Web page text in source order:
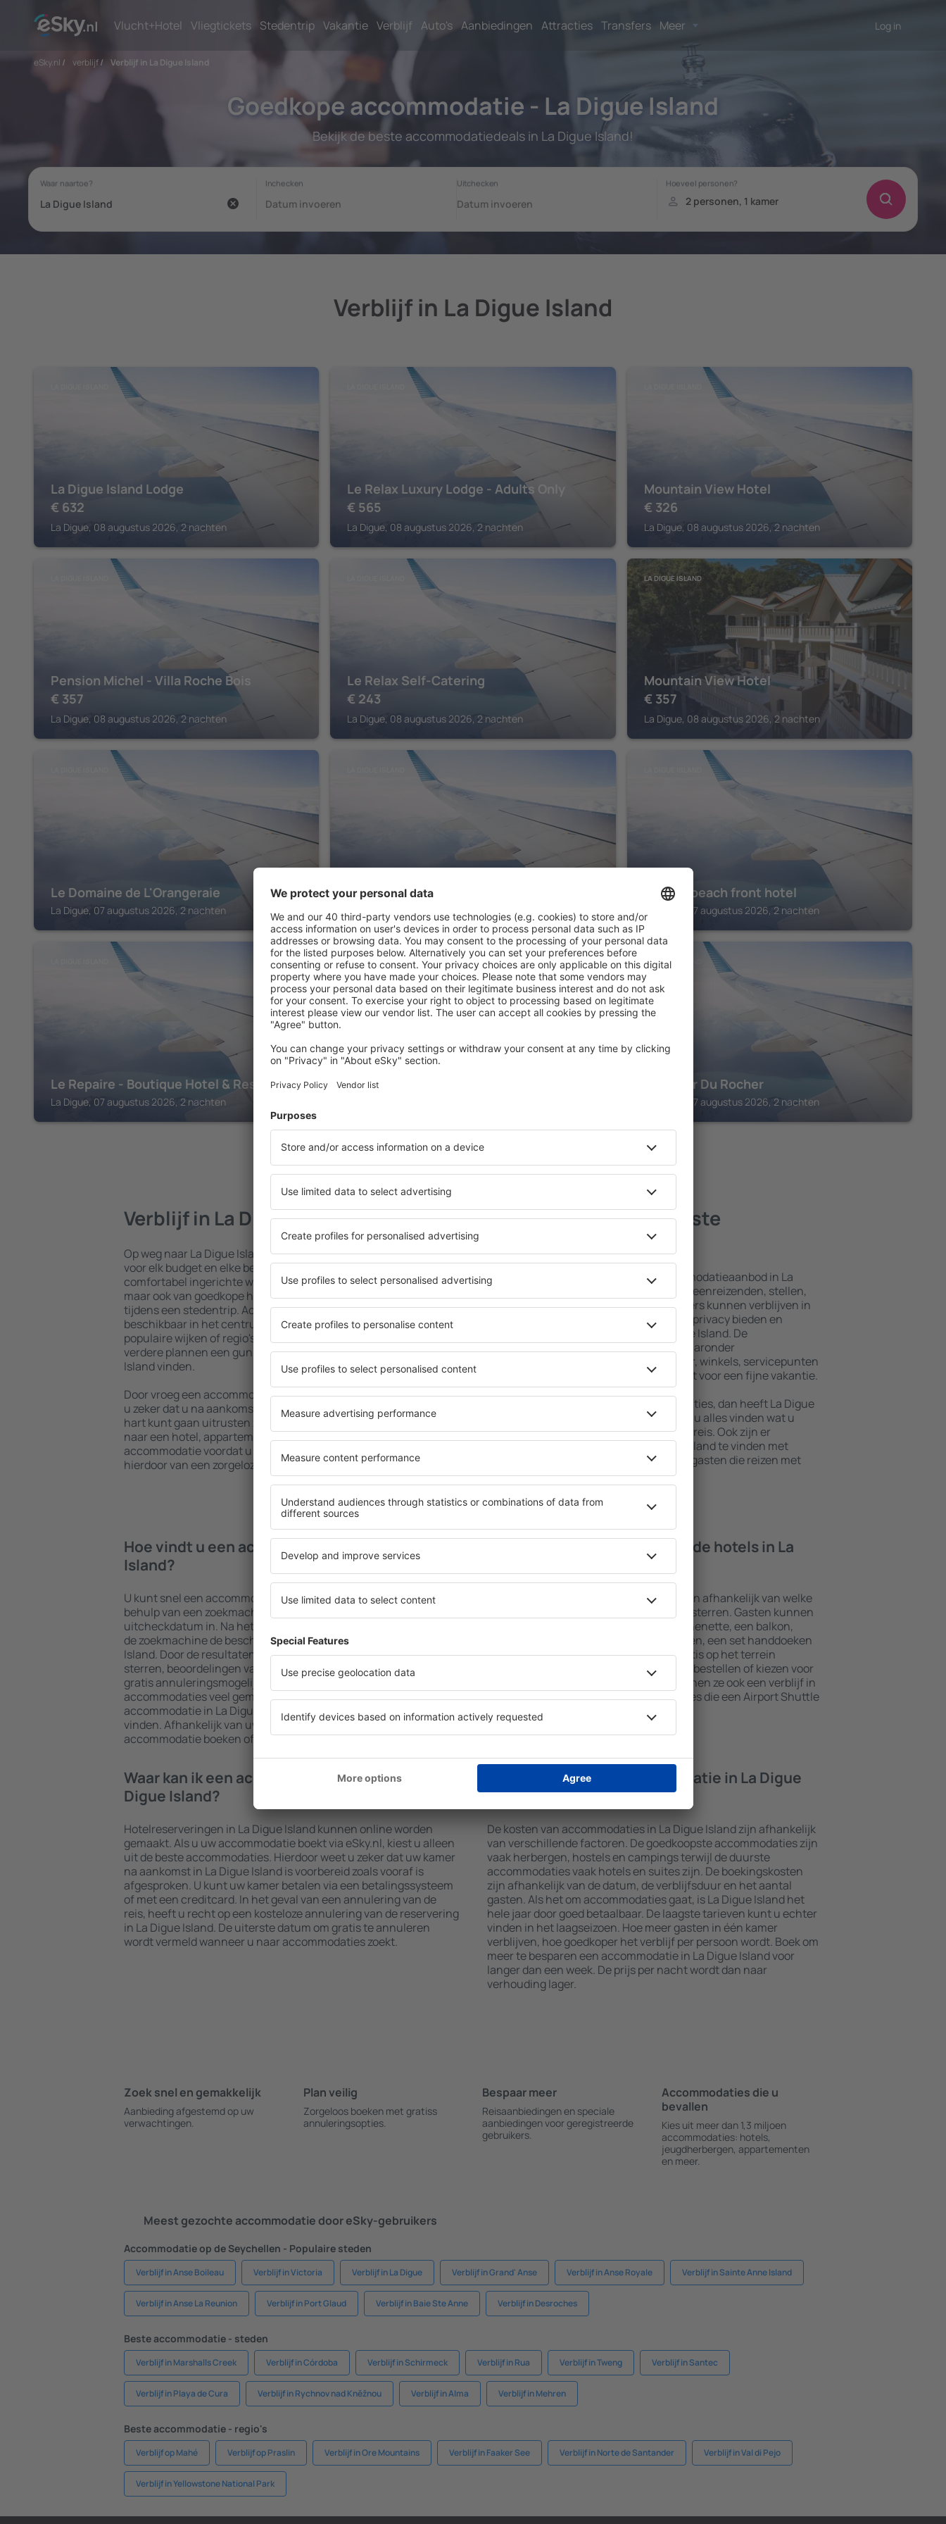
Vlucht+Hotel Vliegtickets Stedentrip Vakantie Verblijf Auto's Aanbiedingen Attracties Transfers Meer Log in
eSky.nl / verblijf/ Verblijf in La Digue Island
Goedkope accommodatie - La Digue Island
Bekijk de beste accommodatiedeals in La Digue Island!
Verblijf in La Digue Island
La Digue Island Lodge
€ 632
La Digue, 08 augustus 2026, 2 nachten
Le Relax Luxury Lodge - Adults Only
€ 565
La Digue, 08 augustus 2026, 2 nachten
Mountain View Hotel
€ 326
La Digue, 08 augustus 2026, 2 nachten
Pension Michel - Villa Roche Bois
€ 357
La Digue, 08 augustus 2026, 2 nachten
Le Relax Self-Catering
€ 243
La Digue, 08 augustus 2026, 2 nachten
LA DIGUE ISLAND
Mountain View Hotel
€ 357
La Digue, 08 augustus 2026, 2 nachten
Le Domaine de L'Orangeraie
La Digue, 07 augustus 2026, 2 nachten
Le Nautique - Luxury Waterfront Hotel
La Digue, 07 augustus 2026, 2 nachten
Unique beach front hotel
La Digue, 07 augustus 2026, 2 nachten
Le Repaire - Boutique Hotel & Restaurant
La Digue, 07 augustus 2026, 2 nachten
LA DIGUE ISLAND
La Digue Luxury Beach Bungalow Spa &
Gym
LA DIGUE ISLAND
Cocotier Du Rocher
La Digue, 07 augustus 2026, 2 nachten
Verblijf in La Digue Island
Op weg naar La Digue Island? Vind een accommodatie geschikt
voor elk budget en elke behoefte. U kunt gebruik maken van ruim,
comfortabel ingerichte woningen met tal van voorzieningen
maar ook van goedkope hostels om meerdere dagen te verblijven
tijdens een stedentrip. Accommodaties in La Digue Island zijn
beschikbaar in het centrum, vlakbij de luchthaven en in minder
populaire wijken of regio's. Hierdoor kunt u afhankelijk van uw
verdere plannen een gunstig gelegen accommodatie in La Digue
Island vinden.
Door vroeg een accommodatie in La Digue Island te boeken, weet
u zeker dat u na aankomst op uw bestemming, met een gerust
hart kunt gaan uitrusten zonder dat u nog op zoek hoeft te gaan
naar een hotel, appartement of andere accommodatie. Boek uw
accommodatie voordat u La Digue Island bezoekt en geniet
hierdoor van een zorgeloze en ontspannen sfeer tijdens uw reis.
La Digue Island - de beste
U kunt kiezen uit een uitgebreid accommodatieaanbod in La
Digue Island, inclusief woningen voor alleenreizenden, stellen,
gezinnen, senioren en groepen. Bezoekers kunnen verblijven in
suites, hotels en pensions die maximale privacy bieden en
gelegen zijn in het centrum van La Digue Island. De
voorzieningen in de nabije omgeving, waaronder
autoverhuurbedrijven, openbaar vervoer, winkels, servicepunten
en recreatiemogelijkheden, staan garant voor een fijne vakantie.
Als u op zoek bent naar luxe accommodaties, dan heeft La Digue
Island u veel te bieden. In deze stad kunt u alles vinden wat u
nodig heeft tijdens uw vakantie of zakenreis. Ook zijn er
geweldige accommodaties in La Digue Island te vinden met
faciliteiten voor gehandicapten en voor gasten die reizen met
baby’s, jonge kinderen of huisdieren.
Hoe vindt u een accommodatie in La Digue
Island?
U kunt snel een accommodatie in La Digue Island vinden met
behulp van een zoekmachine. Voer uw bestemming en in- en
uitcheckdatum in. Na het kiezen van het aantal reizigers, toont
de zoekmachine de beschikbare accommodaties in La Digue
Island. Door de resultaten te filteren op type faciliteit, het aantal
sterren, beoordelingen van gasten, afstand tot het centrum en
gratis annuleringsmogelijkheid, wordt het zoeken naar
accommodaties veel gemakkelijker. Hierdoor kunt u uw
accommodatie in La Digue Island al in slechts enkele minuten
vinden. Afhankelijk van uw wensen kunt u alleen een
accommodatie boeken of een vlucht + hotel combineren.
Welke voorzieningen bieden de hotels in La
Hotelvoorzieningen in La Digue Island zijn afhankelijk van welke
accommodatie geboekt is en het aantal sterren. Gasten kunnen
gebruikmaken van kamers met een kitchenette, een balkon,
airconditioning, koffie- en theefaciliteiten, een set handdoeken
en internettoegang. Gasten kunnen gratis op het terrein
parkeren, een maaltijd in het restaurant bestellen of kiezen voor
een hotel met zwembad. Daarnaast kunnen ze ook een verblijf in
La Digue Island boeken in accommodaties die een Airport Shuttle
dienst aanbieden.
Waar kan ik een accommodatie boeken in La
Digue Island?
Hotelreserveringen in La Digue Island kunnen online worden
gemaakt. Als u uw accommodatie boekt via eSky.nl, kiest u alleen
uit de beste accommodaties. Hierdoor weet u zeker dat uw kamer
na aankomst in La Digue Island is voorbereid zoals vooraf is
afgesproken. U kunt uw kamer betalen via een betalingssysteem
of met een creditcard. In het geval van een annulering van de
reis, heeft u recht op een kosteloze annulering van de reservering
in La Digue Island. De uiterste datum om gratis te annuleren
wordt vermeld wanneer u naar accommodaties zoekt.
Hoeveel kost een accommodatie in La Digue
Island?
De kosten van accommodaties in La Digue Island zijn afhankelijk
van verschillende factoren. De goedkoopste accommodaties zijn
vaak herbergen, hostels en campings terwijl de duurste
accommodaties vaak hotels en suites zijn. De boekingskosten
zijn afhankelijk van de datum, de verblijfsduur en het aantal
gasten. Als het om accommodaties gaat, is La Digue Island het
hele jaar door goed betaalbaar. De laagste tarieven kunt u echter
vinden in het laagseizoen. Hoe meer gasten in één kamer
verblijven, hoe goedkoper het verblijf per persoon wordt. Boek om
meer te besparen een accommodatie in La Digue Island voor
langer dan een week. De prijs per nacht wordt dan naar
verhouding lager.
Zoek snel en gemakkelijk
Aanbieding afgestemd op uw
verwachtingen.
Plan veilig
Zorgeloos boeken met gratiss
annuleringsopties.
Bespaar meer
Reisaanbiedingen en speciale
aanbiedingen voor geregistreerde
gebruikers.
Accommodaties die u
bevallen
Kies uit meer dan 1,3 miljoen
accommodaties: hotels,
jeugdherbergen, appartementen
en meer.
Meest gezochte accommodatie door eSky-gebruikers
Accommodatie op de Seychellen - Populaire steden
Verblijf in Anse Boileau Verblijf in Victoria Verblijf in La Digue Verblijf in Grand' Anse Verblijf in Anse Royale Verblijf in Sainte Anne Island
Verblijf in Anse La Reunion Verblijf in Port Glaud Verblijf in Baie Ste Anne Verblijf in Desroches
Beste accommodatie - steden
Verblijf in Marshalls Creek Verblijf in Córdoba Verblijf in Schirmeck Verblijf in Rua Verblijf in Tweng Verblijf in Santec
Verblijf in Playa de Cura Verblijf in Rychnov nad Kněžnou Verblijf in Alma Verblijf in Mehren
Beste accommodatie - regio's
Verblijf op Mahé Verblijf op Praslin Verblijf in Ore Mountains Verblijf in Faaker See Verblijf in Norte de Santander Verblijf in Val di Pejo
Verblijf in Yellowstone National Park